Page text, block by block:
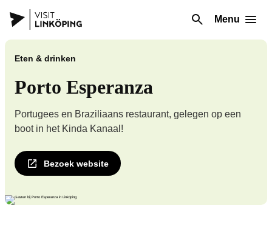
Menu
Eten & drinken
Porto Esperanza
Portugees en Braziliaans restaurant, gelegen op een
boot in het Kinda Kanaal!
Bezoek website